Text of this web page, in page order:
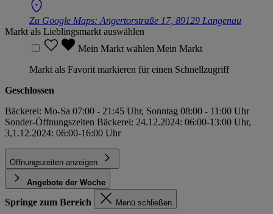
Zu Google Maps: Angertorstraße 17, 89129 Langenau
Markt als Lieblingsmarkt auswählen
Mein Markt wählen Mein Markt
Markt als Favorit markieren für einen Schnellzugriff
Geschlossen
Bäckerei: Mo-Sa 07:00 - 21:45 Uhr, Sonntag 08:00 - 11:00 Uhr
Sonder-Öffnungszeiten Bäckerei: 24.12.2024: 06:00-13:00 Uhr,
3,1.12.2024: 06:00-16:00 Uhr
Öffnungszeiten anzeigen
Angebote der Woche
Springe zum Bereich Menü schließen